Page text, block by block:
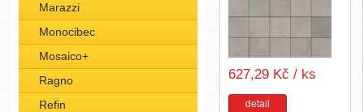
Marazzi
Monocibec
Mosaico+
Ragno
Refin
627,29 Kč / ks
detail